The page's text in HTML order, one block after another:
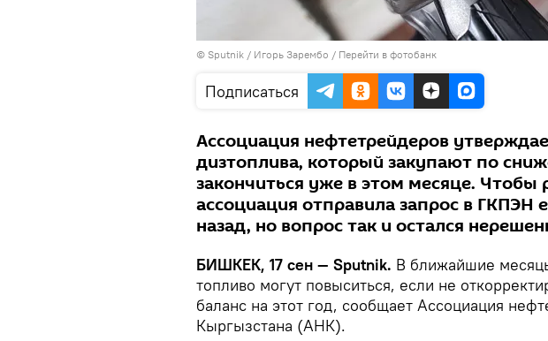
© Sputnik / Игорь Зарембо / Перейти в фотобанк
Подписаться
Ассоциация нефтетрейдеров
дизтоплива, который закупают по
закончиться уже в этом месяце.
ассоциация отправила запрос в ГКПЭН
назад, но вопрос так и остался
БИШКЕК, 17 сен — Sputnik. В ближайшие
топливо могут повыситься, если не
баланс на этот год, сообщает Ассоциация
Кыргызстана (АНК).